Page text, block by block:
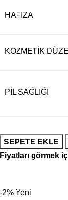
HAFIZA
KOZMETIK
PIL SAĞLIĞI
SEPETE EKLE
Fiyatları görmek
-2% Yeni